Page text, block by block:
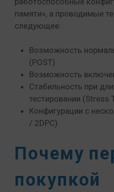
памяти», а проводимые
следующее:
Возможность
(POST)
Возможность
Стабильность при
тестировании (Stress
Конфигурации с
/ 2DPC)
Почему
покупкой